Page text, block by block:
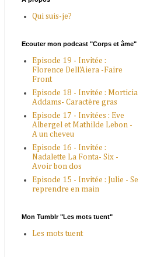
Qui suis-je?
Ecouter mon podcast "Corps et âme"
Episode 19 - Invitée :
Florence Dell'Aiera -Faire
Front
Episode 18 - Invitée : Morticia
Addams- Caractère gras
Episode 17 - Invitées : Eve
Albergel et Mathilde Lebon -
A un cheveu
Episode 16 - Invitée :
Nadalette La Fonta- Six -
Avoir bon dos
Episode 15 - Invitée : Julie - Se
reprendre en main
Mon Tumblr "Les mots tuent"
Les mots tuent